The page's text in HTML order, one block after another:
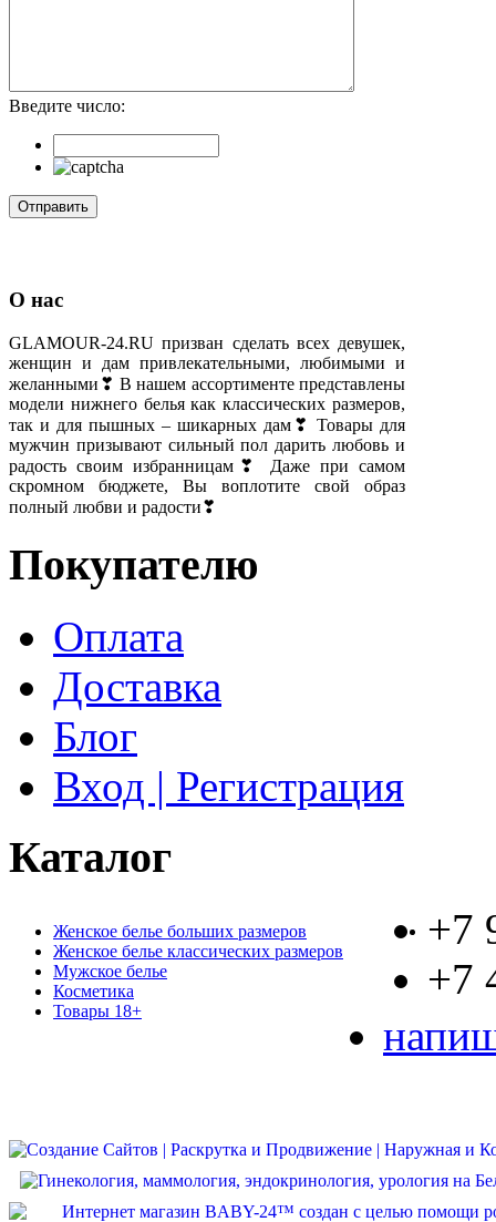
Введите число:
О нас
GLAMOUR-24.RU призван сделать всех девушек,
женщин и дам привлекательными, любимыми и
желанными❣ В нашем ассортименте представлены
модели нижнего белья как классических размеров,
так и для пышных – шикарных дам❣ Товары для
мужчин призывают сильный пол дарить любовь и
радость своим избранницам❣ Даже при самом
скромном бюджете, Вы воплотите свой образ
полный любви и радости❣
Покупателю
Оплата
Доставка
Блог
Вход | Регистрация
Каталог
Женское белье больших размеров
Женское белье классических размеров
Мужское белье
Косметика
Товары 18+
+7
+7